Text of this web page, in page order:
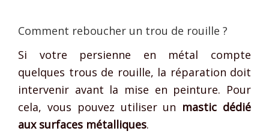
Comment reboucher un trou de rouille ?
Si votre persienne en métal compte
quelques trous de rouille, la réparation doit
intervenir avant la mise en peinture. Pour
cela, vous pouvez utiliser un mastic dédié
aux surfaces métalliques.